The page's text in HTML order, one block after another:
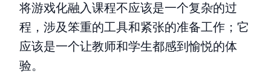
将游戏化融入课程不应该是一个复杂的过
程，涉及笨重的工具和紧张的准备工作；它
应该是一个让教师和学生都感到愉悦的体
验。